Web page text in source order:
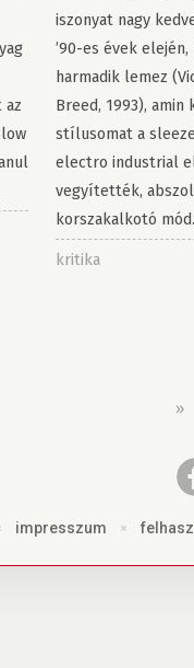
az
iszonyat nagy
’90-es évek
harmadik lemez
Breed, 1993),
stílusomat a
electro industrial
vegyítették,
korszakalkotó
kritika
»
impresszum ×